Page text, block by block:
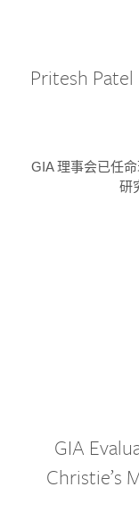
Pritesh
GIA 理事会已任
研
GIA
Christie’s